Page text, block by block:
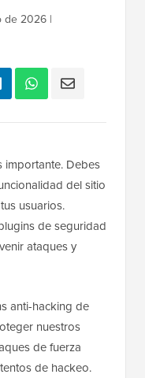
de 2026 |
importante. Debes
del sitio
usuarios.
de seguridad
ataques y
anti-hacking de
nuestros
de fuerza
de hackeo.